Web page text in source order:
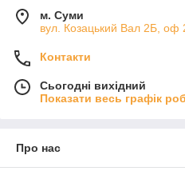
м. Суми
вул. Козацький Вал 2Б, оф
Контакти
Сьогодні вихідний
Показати весь графік
Про нас